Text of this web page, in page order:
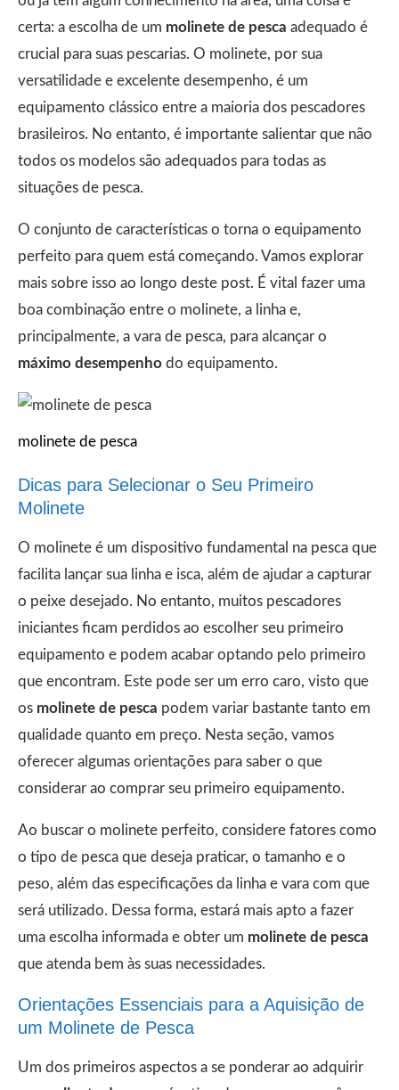
certa: a escolha de um molinete de pesca adequado é
crucial para suas pescarias. O molinete, por sua
versatilidade e excelente desempenho, é um
equipamento clássico entre a maioria dos pescadores
brasileiros. No entanto, é importante salientar que não
todos os modelos são adequados para todas as
situações de pesca.
O conjunto de características o torna o equipamento
perfeito para quem está começando. Vamos explorar
mais sobre isso ao longo deste post. É vital fazer uma
boa combinação entre o molinete, a linha e,
principalmente, a vara de pesca, para alcançar o
máximo desempenho do equipamento.
molinete de pesca
Dicas para Selecionar o Seu Primeiro
Molinete
O molinete é um dispositivo fundamental na pesca que
facilita lançar sua linha e isca, além de ajudar a capturar
o peixe desejado. No entanto, muitos pescadores
iniciantes ficam perdidos ao escolher seu primeiro
equipamento e podem acabar optando pelo primeiro
que encontram. Este pode ser um erro caro, visto que
os molinete de pesca podem variar bastante tanto em
qualidade quanto em preço. Nesta seção, vamos
oferecer algumas orientações para saber o que
considerar ao comprar seu primeiro equipamento.
Ao buscar o molinete perfeito, considere fatores como
o tipo de pesca que deseja praticar, o tamanho e o
peso, além das especificações da linha e vara com que
será utilizado. Dessa forma, estará mais apto a fazer
uma escolha informada e obter um molinete de pesca
que atenda bem às suas necessidades.
Orientações Essenciais para a Aquisição de
um Molinete de Pesca
Um dos primeiros aspectos a se ponderar ao adquirir